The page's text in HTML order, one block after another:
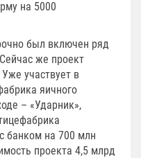
на 5000
был включен ряд
же проект
участвует в
яичного
– «Ударник»,
банком на 700 млн
проекта 4,5 млрд